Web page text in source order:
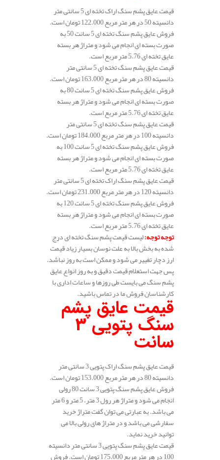
قیمت عایق پشم سنگ اراک تخته ای 5 سانتی متر
دانسیته 50 در هر متر مربع 122.000 تومان است.
فروش عایق پشم سنگ تخته ای 5 سانت 50 به
صورت بسته ای انجام می شود و متراژ هر بسته
عایق تخته ای 5.76 متر مربع است.
قیمت عایق پشم سنگ تخته ای 5 سانتی متر
دانسیته 80 در هر متر مربع 163.000 تومان است.
فروش عایق پشم سنگ تخته ای 5 سانت 80 به
صورت بسته ای انجام می شود و متراژ هر بسته
عایق تخته ای 5.76 متر مربع است.
قیمت عایق پشم سنگ تخته ای 5 سانتی متر
دانسیته 100 در هر متر مربع 184.000 تومان است.
فروش عایق پشم سنگ تخته ای 5 سانت 100 به
صورت بسته ای انجام می شود و متراژ هر بسته
عایق تخته ای 5.76 متر مربع است.
قیمت عایق پشم سنگ اراک تخته ای 5 سانتی متر
دانسیته 120 در هر متر مربع 231.000 تومان است.
فروش عایق پشم سنگ تخته ای 5 سانت 120 به
صورت بسته ای انجام می شود و متراژ هر بسته
عایق تخته ای 5.76 متر مربع است.
توجه توجه:لیست قیمت پشم سنگ تخته ای درج
شده به بخش بالا به علت نوسان بسیار زیاد قیمت
ارز دچار تغییر می شود و ممکن است به روز نباشد.
پس جهت استعلام قیمت دقیق و به روز انواع عایق
پشم سنگ می بایست طی روزها و ساعات اداری با
کارشناسان فروش ما در تماس باشید.
قیمت عایق پشم
سنگ پتویی 3
سانت
قیمت عایق پشم سنگ اراک پتویی 3 سانتی متر
دانسیته 80 در هر متر مربع 153.000 تومان است.
فروش عایق پشم سنگ پتویی 3 سانت 80 رولی
انجام می شود و متراژ هر رول 3 متر، 5 متر و 6 متر
می باشد. به عبارتی می توان گفت متراژ خرید
سفارشی می باشد و در متراژ های رولی بالا می
توانید خرید نماید.
قیمت عایق پشم سنگ پتویی 3 سانتی متر دانسیته
100 در هر متر مربع 175.000 تومان است. فروش